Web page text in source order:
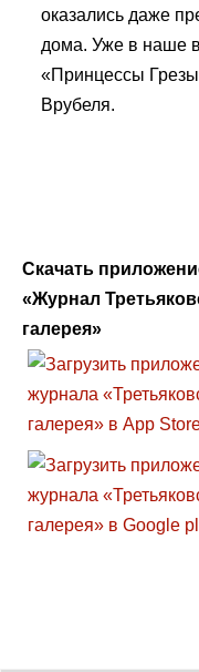
оказались даже
дома. Уже в наше
«Принцессы
Врубеля.
Скачать
«Журнал
галерея»